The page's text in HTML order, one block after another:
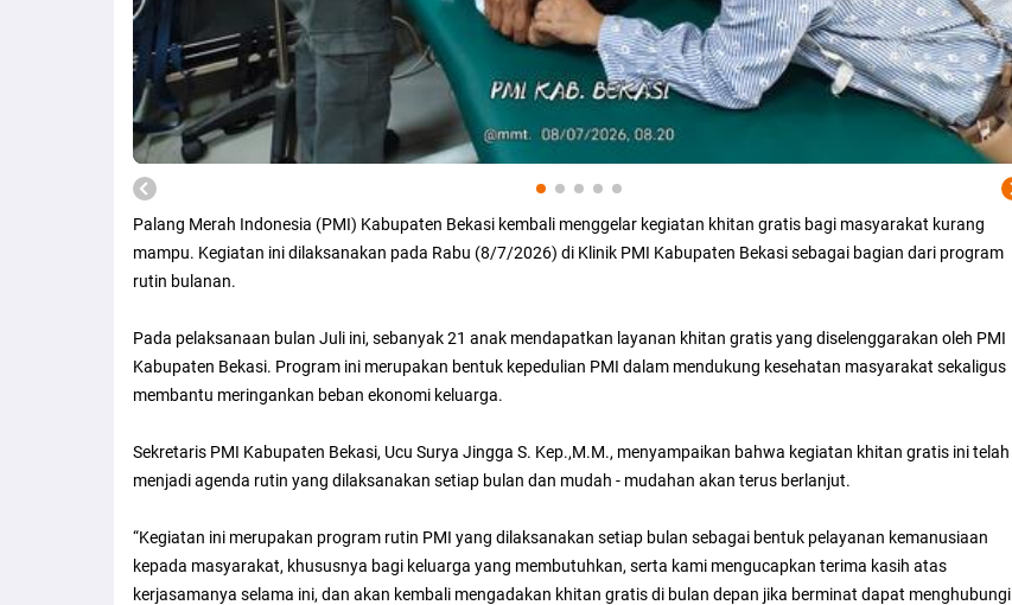
Palang Merah Indonesia (PMI) Kabupaten Bekasi kembali menggelar kegiatan khitan gratis bagi masyarakat kurang
mampu. Kegiatan ini dilaksanakan pada Rabu (8/7/2026) di Klinik PMI Kabupaten Bekasi sebagai bagian dari program
rutin bulanan.
Pada pelaksanaan bulan Juli ini, sebanyak 21 anak mendapatkan layanan khitan gratis yang diselenggarakan oleh PMI
Kabupaten Bekasi. Program ini merupakan bentuk kepedulian PMI dalam mendukung kesehatan masyarakat sekaligus
membantu meringankan beban ekonomi keluarga.
Sekretaris PMI Kabupaten Bekasi, Ucu Surya Jingga S. Kep.,M.M., menyampaikan bahwa kegiatan khitan gratis ini telah
menjadi agenda rutin yang dilaksanakan setiap bulan dan mudah - mudahan akan terus berlanjut.
“Kegiatan ini merupakan program rutin PMI yang dilaksanakan setiap bulan sebagai bentuk pelayanan kemanusiaan
kepada masyarakat, khususnya bagi keluarga yang membutuhkan, serta kami mengucapkan terima kasih atas
kerjasamanya selama ini, dan akan kembali mengadakan khitan gratis di bulan depan jika berminat dapat menghubungi